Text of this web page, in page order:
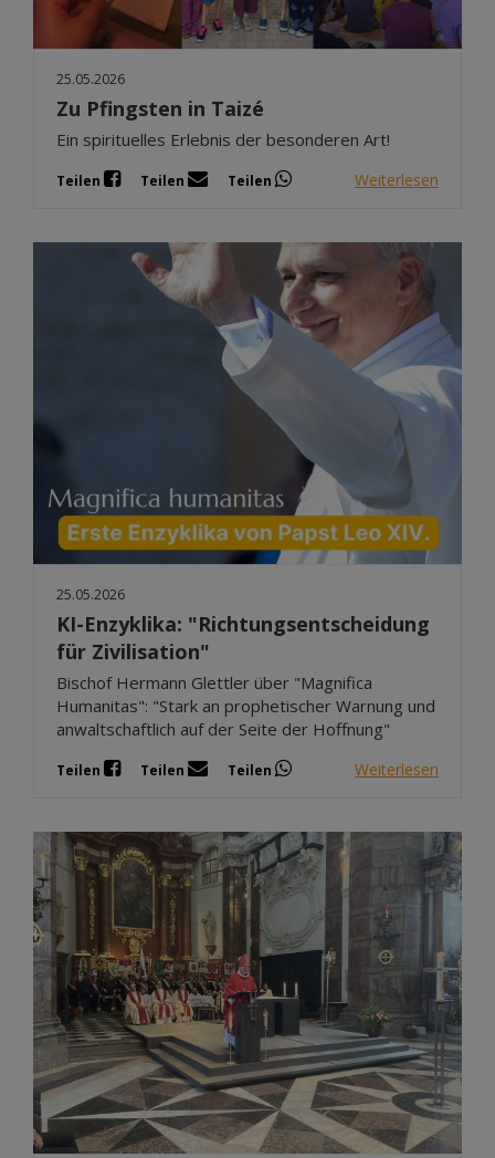
25.05.2026
Zu Pfingsten in Taizé
Ein spirituelles Erlebnis der besonderen Art!
Teilen Teilen Teilen Weiterlesen
25.05.2026
KI-Enzyklika: "Richtungsentscheidung
für Zivilisation"
Bischof Hermann Glettler über "Magnifica
Humanitas": "Stark an prophetischer Warnung und
anwaltschaftlich auf der Seite der Hoffnung"
Teilen Teilen Teilen Weiterlesen